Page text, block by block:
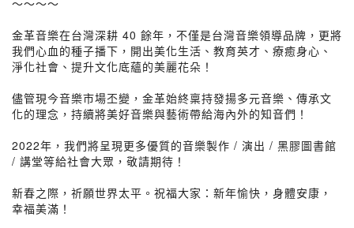
～～～～
金革音樂在台灣深耕 40 餘年，不僅是台灣音樂領導品牌，更將
我們心血的種子播下，開出美化生活、教育英才、療癒身心、
淨化社會、提升文化底蘊的美麗花朵！
儘管現今音樂市場丕變，金革始終稟持發揚多元音樂、傳承文
化的理念，持續將美好音樂與藝術帶給海內外的知音們！
2022年，我們將呈現更多優質的音樂製作 / 演出 / 黑膠圖書館
/ 講堂等給社會大眾，敬請期待！
新春之際，祈願世界太平。祝福大家：新年愉快，身體安康，
幸福美滿！